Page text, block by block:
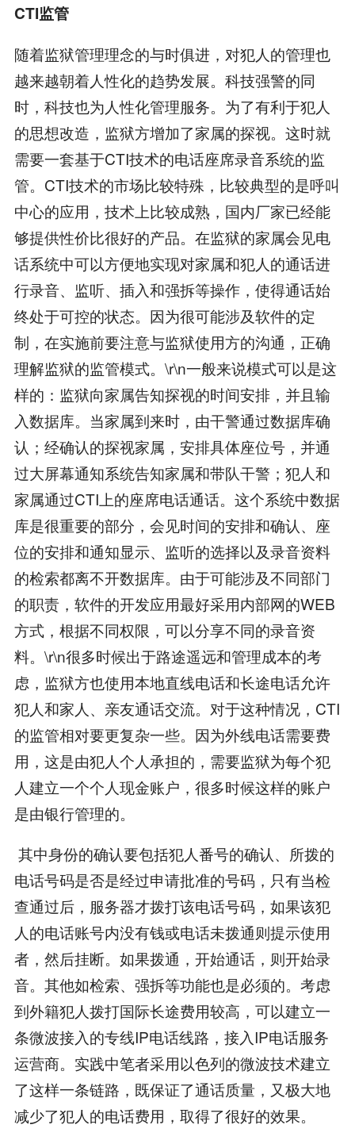
CTI监管
随着监狱管理理念的与时俱进，对犯人的管理也
越来越朝着人性化的趋势发展。科技强警的同
时，科技也为人性化管理服务。为了有利于犯人
的思想改造，监狱方增加了家属的探视。这时就
需要一套基于CTI技术的电话座席录音系统的监
管。CTI技术的市场比较特殊，比较典型的是呼叫
中心的应用，技术上比较成熟，国内厂家已经能
够提供性价比很好的产品。在监狱的家属会见电
话系统中可以方便地实现对家属和犯人的通话进
行录音、监听、插入和强拆等操作，使得通话始
终处于可控的状态。因为很可能涉及软件的定
制，在实施前要注意与监狱使用方的沟通，正确
理解监狱的监管模式。\r\n一般来说模式可以是这
样的：监狱向家属告知探视的时间安排，并且输
入数据库。当家属到来时，由干警通过数据库确
认；经确认的探视家属，安排具体座位号，并通
过大屏幕通知系统告知家属和带队干警；犯人和
家属通过CTI上的座席电话通话。这个系统中数据
库是很重要的部分，会见时间的安排和确认、座
位的安排和通知显示、监听的选择以及录音资料
的检索都离不开数据库。由于可能涉及不同部门
的职责，软件的开发应用最好采用内部网的WEB
方式，根据不同权限，可以分享不同的录音资
料。\r\n很多时候出于路途遥远和管理成本的考
虑，监狱方也使用本地直线电话和长途电话允许
犯人和家人、亲友通话交流。对于这种情况，CTI
的监管相对要更复杂一些。因为外线电话需要费
用，这是由犯人个人承担的，需要监狱为每个犯
人建立一个个人现金账户，很多时候这样的账户
是由银行管理的。
其中身份的确认要包括犯人番号的确认、所拨的
电话号码是否是经过申请批准的号码，只有当检
查通过后，服务器才拨打该电话号码，如果该犯
人的电话账号内没有钱或电话未拨通则提示使用
者，然后挂断。如果拨通，开始通话，则开始录
音。其他如检索、强拆等功能也是必须的。考虑
到外籍犯人拨打国际长途费用较高，可以建立一
条微波接入的专线IP电话线路，接入IP电话服务
运营商。实践中笔者采用以色列的微波技术建立
了这样一条链路，既保证了通话质量，又极大地
减少了犯人的电话费用，取得了很好的效果。